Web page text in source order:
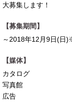
大募集します！
【募集期間】
～2018年12月9日(日
【媒体】
カタログ
写真館
広告